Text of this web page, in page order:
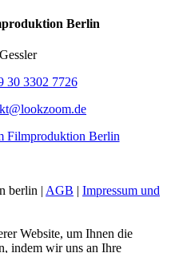
Berlin
30 3302 7726
Filmproduktion Berlin
berlin | AGB | Impressum und
Website, um Ihnen die
indem wir uns an Ihre